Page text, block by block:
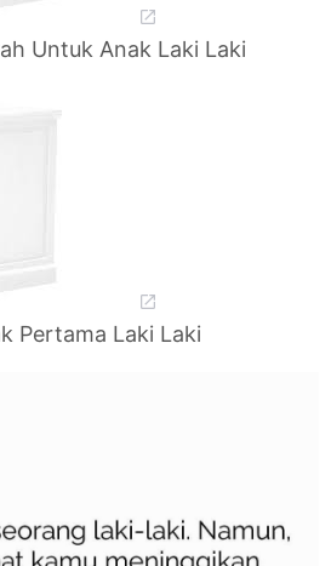
Untuk Anak Laki Laki
Pertama Laki Laki